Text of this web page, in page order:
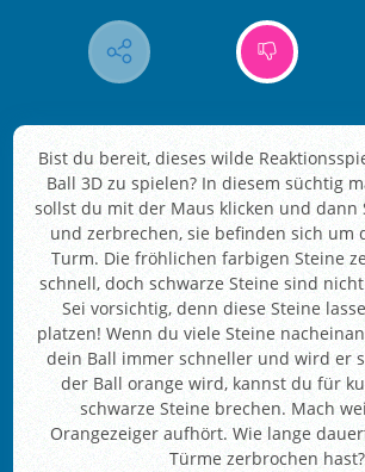
Bist du bereit, dieses wilde
Ball 3D zu spielen? In diesem süchtig
sollst du mit der Maus klicken und dann
und zerbrechen, sie befinden sich um
Turm. Die fröhlichen farbigen Steine
schnell, doch schwarze Steine sind
Sei vorsichtig, denn diese Steine
platzen! Wenn du viele Steine
dein Ball immer schneller und wird er
der Ball orange wird, kannst du für
schwarze Steine brechen. Mach
Orangezeiger aufhört. Wie lange
Türme zerbrochen hast?